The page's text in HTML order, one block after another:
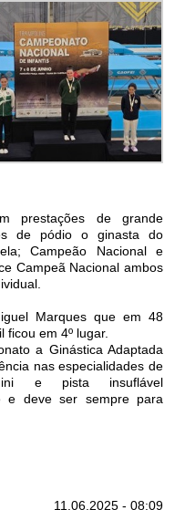
prestações de grande
de pódio o ginasta do
Campeão Nacional e
Campeã Nacional ambos
Marques que em 48
ficou em 4º lugar.
a Ginástica Adaptada
nas especialidades de
e pista insuflável
e deve ser sempre para
11.06.2025 - 08:09